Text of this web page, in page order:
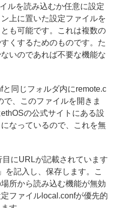
ルを読み込むか任意に設定
上に置いた設定ファイルを
も可能です。これは複数の
くするためのものです。た
いのであれば不要な機能な
同じフォルダ内にremote.c
、このファイルを開きま
の公式サイトにある設
なっているので、これを無
にURLが記載されています
を記入し、保存します。こ
所から読み込む機能が無効
ファイルlocal.confが優先的